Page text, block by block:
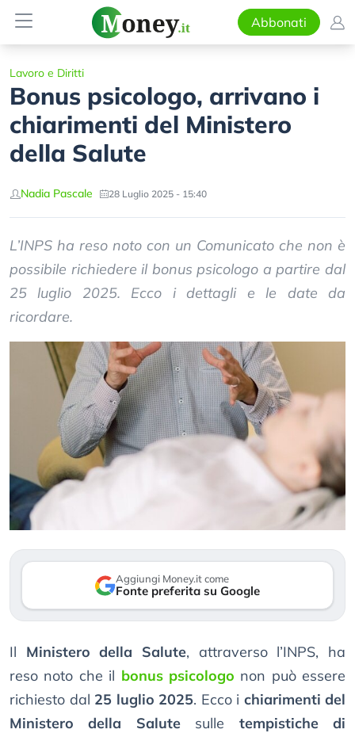
Abbonati
Lavoro e Diritti
Bonus psicologo, arrivano i
chiarimenti del Ministero
della Salute
Nadia Pascale 28 Luglio 2025 - 15:40
L’INPS ha reso noto con un Comunicato che non è
possibile richiedere il bonus psicologo a partire dal
25 luglio 2025. Ecco i dettagli e le date da
ricordare.
Aggiungi Money.it come
Fonte preferita su Google
Il Ministero della Salute, attraverso l’INPS, ha
reso noto che il bonus psicologo non può essere
richiesto dal 25 luglio 2025. Ecco i chiarimenti del
Ministero della Salutesulle tempistiche di